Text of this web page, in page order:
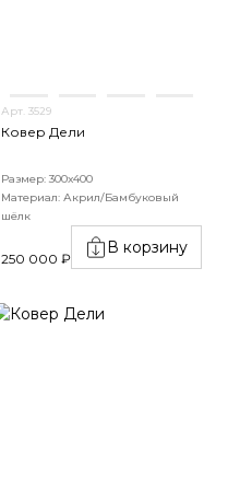
Арт. 3529
Ковер Дели
Размер: 300х400
Материал: Акрил/Бамбуковый
шёлк
250 000 ₽
В корзину